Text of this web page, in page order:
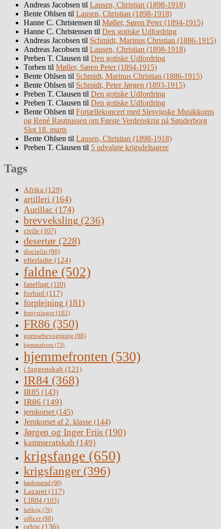
Andreas Jacobsen til Lausen, Christian (1898-1918)
Bente Ohlsen til Lausen, Christian (1898-1918)
Hanne C. Christensen til Møller, Søren Peter (1894-1915)
Hanne C. Christensen til Den gotiske Udfordring
Andreas Jacobsen til Schmidt, Marinus Christian (1886-1915)
Andreas Jacobsen til Lausen, Christian (1898-1918)
Preben T. Clausen til Den gotiske Udfordring
Torben til Møller, Søren Peter (1894-1915)
Bente Ohlsen til Schmidt, Marinus Christian (1886-1915)
Bente Ohlsen til Schmidt, Peter Jørgen (1893-1915)
Preben T. Clausen til Den gotiske Udfordring
Preben T. Clausen til Den gotiske Udfordring
Bente Ohlsen til Fortællekoncert med Slesvigske Musikkorps
og René Rasmussen om Første Verdenskrig på Sønderborg
Slot 18. marts
Bente Ohlsen til Lausen, Christian (1898-1918)
Preben T. Clausen til 5 udvalgte krigsdeltagere
Tags
Afrika (129)
artilleri (164)
Aurillac (174)
brevveksling (236)
civile (107)
desertør (228)
disciplin (96)
efterladte (124)
faldne (502)
faneflugt (110)
forbud (117)
forplejning (181)
forsyninger(102)
FR86 (350)
grænsebevogtning (98)
hjemmefront (73)
hjemmefronten (530)
i fangenskab (121)
IR84 (368)
IR85 (143)
IR86 (149)
jernkorset(145)
Jernkorset af 2. klasse (144)
Jørgen og Inger Friis (190)
kammeratskab (149)
krigsfange (650)
krigsfanger (396)
landsmænd (90)
Lazaret (117)
LIR84 (103)
luftkrig (76)
officer(98)
orlov (136)